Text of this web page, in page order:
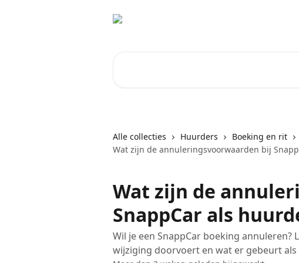
Alle collecties Huurders
Boeking en rit
Wat zijn de annuleringsvoorwaarden bij
Wat zijn de
SnappCar als
Wil je een SnappCar boeking
wijziging doorvoert en wat er gebeurt